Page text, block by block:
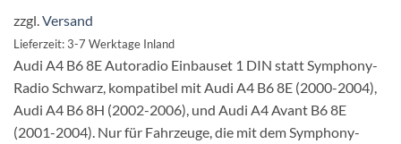
zzgl. Versand
Lieferzeit: 3-7 Werktage Inland
Audi A4 B6 8E Autoradio Einbauset 1 DIN statt Symphony-
Radio Schwarz, kompatibel mit Audi A4 B6 8E (2000-2004),
Audi A4 B6 8H (2002-2006), und Audi A4 Avant B6 8E
(2001-2004). Nur für Fahrzeuge, die mit dem Symphony-